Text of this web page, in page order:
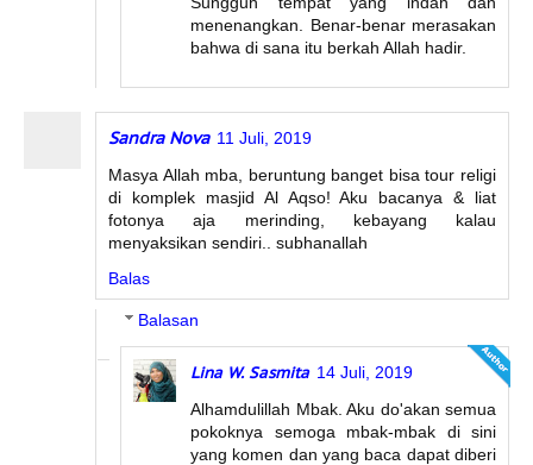
menenangkan. Benar-benar merasakan
bahwa di sana itu berkah Allah hadir.
Sandra Nova 11 Juli, 2019
Masya Allah mba, beruntung banget bisa tour religi
di komplek masjid Al Aqso! Aku bacanya & liat
fotonya aja merinding, kebayang kalau
menyaksikan sendiri.. subhanallah
Balas
Balasan
Lina W. Sasmita 14 Juli, 2019
Alhamdulillah Mbak. Aku do'akan semua
pokoknya semoga mbak-mbak di sini
yang komen dan yang baca dapat diberi